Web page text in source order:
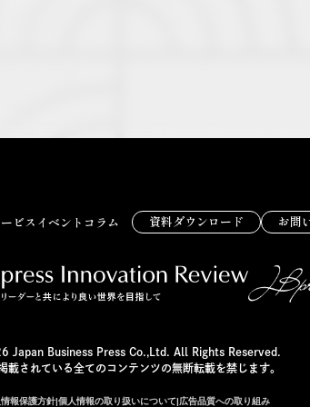
ビス イベント コラム 資料ダウンロード お問
Business Press Co.,Ltd. All Rights Reserved.
載されている全てのコンテンツの無断転載を禁じます。
報保護方針|個人情報の取り扱いについて|広告品質への取り組み